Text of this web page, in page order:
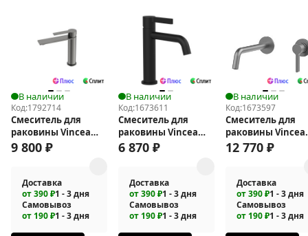
В наличии
Код:1792714
Смеситель для
раковины Vincea
Линеа (Linea) VBF-
9 800 ₽
Доставка
от 390 ₽1 - 3 дня
Самовывоз
от 190 ₽1 - 3 дня
В наличии
Код:1673611
Смеситель для
раковины Vincea
Villa VBF-1VL1MB
6 870 ₽
Доставка
от 390 ₽1 - 3 дня
Самовывоз
от 190 ₽1 - 3 дня
В наличии
Код:1673597
Смеситель для
раковины Vincea
Villa VBFW-
12 770 ₽
Доставка
от 390 ₽1 - 3 дня
Самовывоз
от 190 ₽1 - 3 дня